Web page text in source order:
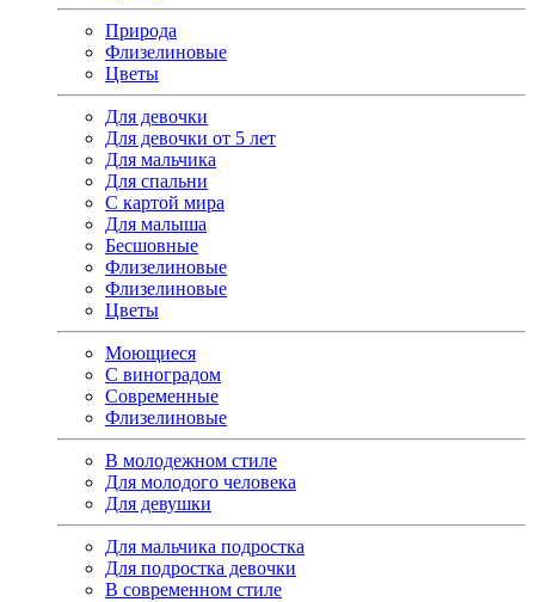
Природа
Флизелиновые
Цветы
Для девочки
Для девочки от 5 лет
Для мальчика
Для спальни
С картой мира
Для малыша
Бесшовные
Флизелиновые
Флизелиновые
Цветы
Моющиеся
С виноградом
Современные
Флизелиновые
В молодежном стиле
Для молодого человека
Для девушки
Для мальчика подростка
Для подростка девочки
В современном стиле